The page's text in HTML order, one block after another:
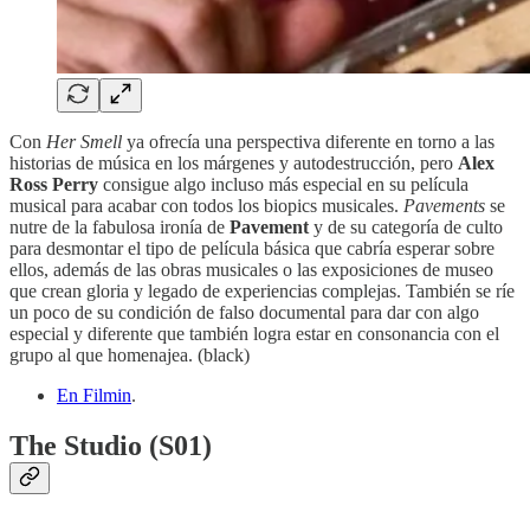
Con Her Smell ya ofrecía una perspectiva diferente en torno a las
historias de música en los márgenes y autodestrucción, pero Alex
Ross Perry consigue algo incluso más especial en su película
musical para acabar con todos los biopics musicales. Pavements se
nutre de la fabulosa ironía de Pavement y de su categoría de culto
para desmontar el tipo de película básica que cabría esperar sobre
ellos, además de las obras musicales o las exposiciones de museo
que crean gloria y legado de experiencias complejas. También se ríe
un poco de su condición de falso documental para dar con algo
especial y diferente que también logra estar en consonancia con el
grupo al que homenajea. (black)
En Filmin.
The Studio (S01)